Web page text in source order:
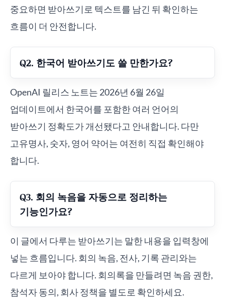
중요하면 받아쓰기로 텍스트를 남긴 뒤 확인하는
흐름이 더 안전합니다.
Q2. 한국어 받아쓰기도 쓸 만한가요?
OpenAI 릴리스 노트는 2026년 6월 26일
업데이트에서 한국어를 포함한 여러 언어의
받아쓰기 정확도가 개선됐다고 안내합니다. 다만
고유명사, 숫자, 영어 약어는 여전히 직접 확인해야
합니다.
Q3. 회의 녹음을 자동으로 정리하는
기능인가요?
이 글에서 다루는 받아쓰기는 말한 내용을 입력창에
넣는 흐름입니다. 회의 녹음, 전사, 기록 관리와는
다르게 보아야 합니다. 회의록을 만들려면 녹음 권한,
참석자 동의, 회사 정책을 별도로 확인하세요.